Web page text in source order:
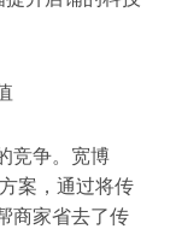
竞争。宽博
案，通过将传
商家省去了传